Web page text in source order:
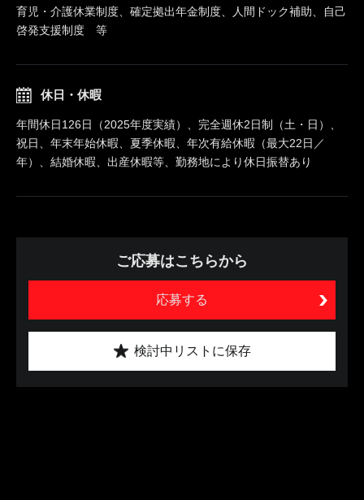
育児・介護休業制度、確定拠出年金制度、人間ドック補助、自己
啓発支援制度 等
休日・休暇
年間休日126日（2025年度実績）、完全週休2日制（土・日）、
祝日、年末年始休暇、夏季休暇、年次有給休暇（最大22日／
年）、結婚休暇、出産休暇等、勤務地により休日振替あり
ご応募はこちらから
応募する
検討中リストに保存